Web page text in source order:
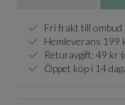
Fri frakt till ombud
Hemleverans 199
Returavgift: 49 kr
Öppet köp i 14